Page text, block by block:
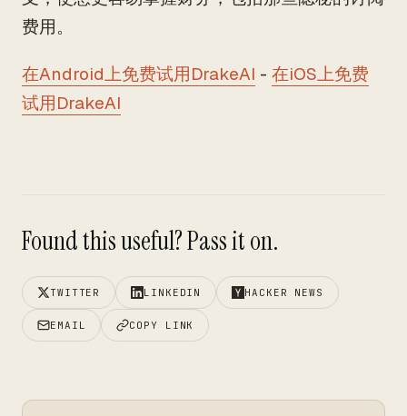
费用。
在Android上免费试用DrakeAI - 在iOS上免费
试用DrakeAI
Found this useful? Pass it on.
TWITTER LINKEDIN HACKER NEWS
EMAIL COPY LINK